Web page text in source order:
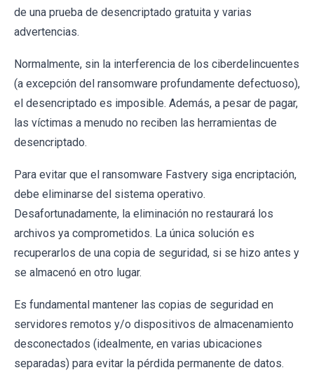
de una prueba de desencriptado gratuita y varias
advertencias.
Normalmente, sin la interferencia de los ciberdelincuentes
(a excepción del ransomware profundamente defectuoso),
el desencriptado es imposible. Además, a pesar de pagar,
las víctimas a menudo no reciben las herramientas de
desencriptado.
Para evitar que el ransomware Fastvery siga encriptación,
debe eliminarse del sistema operativo.
Desafortunadamente, la eliminación no restaurará los
archivos ya comprometidos. La única solución es
recuperarlos de una copia de seguridad, si se hizo antes y
se almacenó en otro lugar.
Es fundamental mantener las copias de seguridad en
servidores remotos y/o dispositivos de almacenamiento
desconectados (idealmente, en varias ubicaciones
separadas) para evitar la pérdida permanente de datos.